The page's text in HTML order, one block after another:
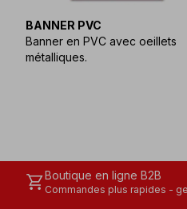
BANNER PVC
Banner en PVC avec oeillets
métalliques.
shopping_cartBoutique en ligne B2B
Commandes plus rapides -